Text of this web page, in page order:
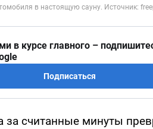
в курсе главного –
Подписаться
за считанные минуты